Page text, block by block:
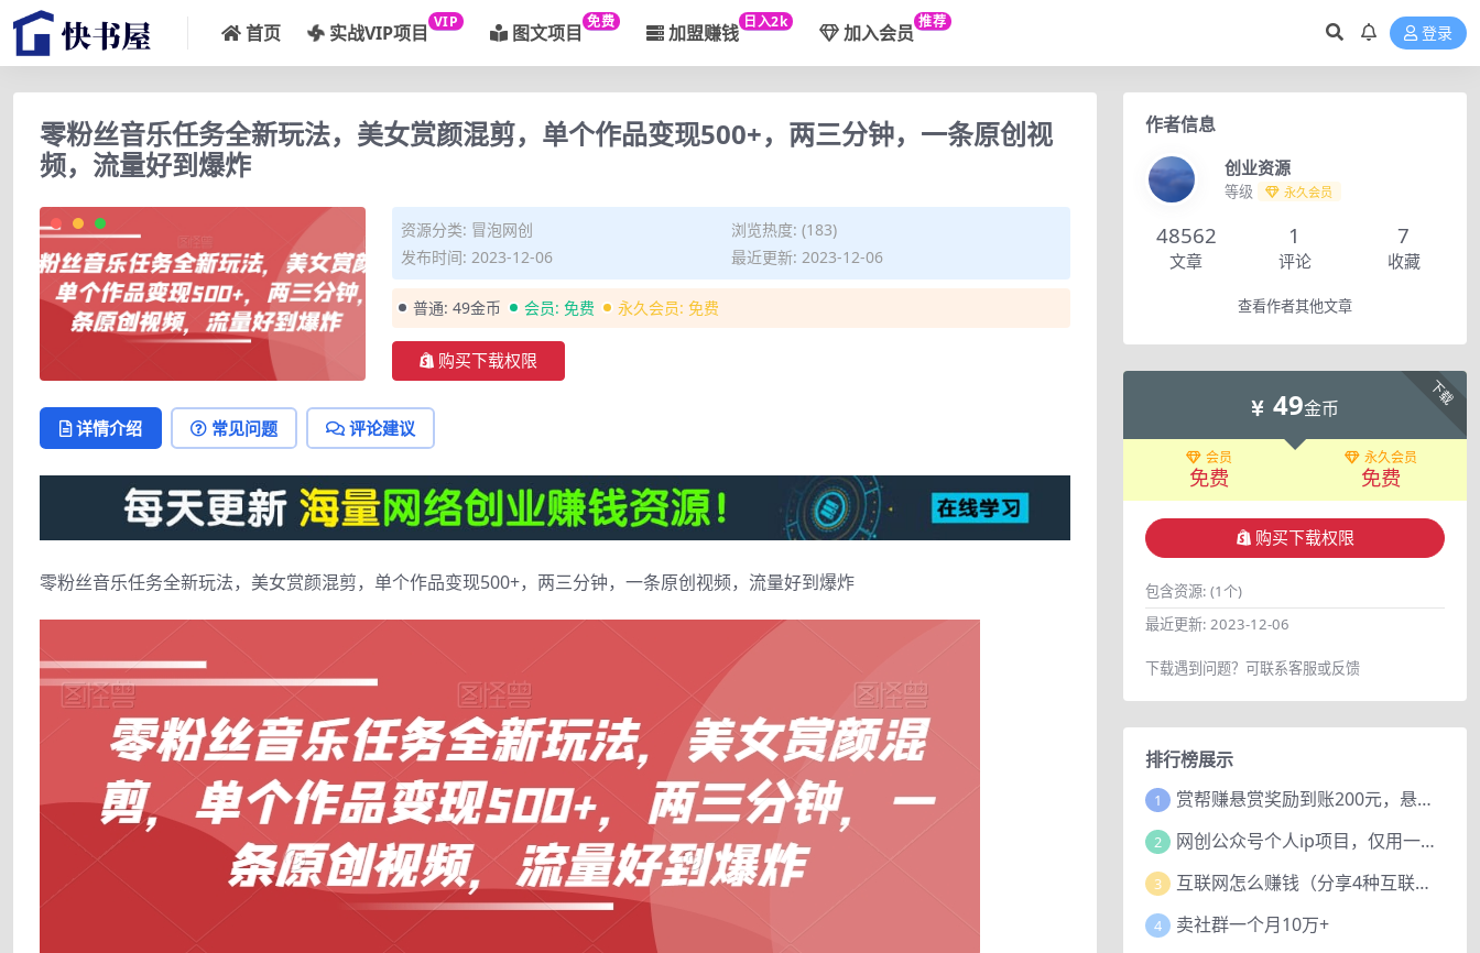
首页 实战VIP项目 VIP 图文项目 免费 加盟赚钱 日入2k 加入会员 推荐
登录
零粉丝音乐任务全新玩法，美女赏颜混剪，单个作品变现500+，两三分钟，一条原创视
频，流量好到爆炸
资源分类: 冒泡网创
浏览热度: (183)
发布时间: 2023-12-06
最近更新: 2023-12-06
普通: 49金币 会员: 免费 永久会员: 免费
购买下载权限
详情介绍 常见问题 评论建议
零粉丝音乐任务全新玩法，美女赏颜混剪，单个作品变现500+，两三分钟，一条原创视频，流量好到爆炸
作者信息
创业资源
等级 永久会员
48562
文章
1
评论
7
收藏
查看作者其他文章
下载
49金币
会员
免费
永久会员
免费
购买下载权限
包含资源: (1个)
最近更新: 2023-12-06
下载遇到问题？可联系客服或反馈
排行榜展示
1 赏帮赚悬赏奖励到账200元，悬赏任务多劳多得，人人可做。
2 网创公众号个人ip项目，仅用一篇文章做到全网引流！
3 互联网怎么赚钱（分享4种互联网赚钱模式）
4 卖社群一个月10万+